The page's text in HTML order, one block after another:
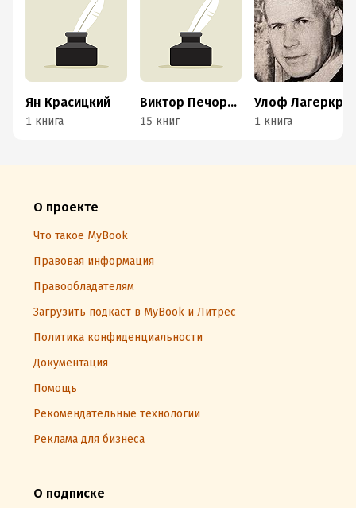
Ян Красицкий
1 книга
Виктор Печорин
15 книг 1 книга
О проекте
Что такое MyBook
Правовая информация
Правообладателям
Загрузить подкаст в MyBook и Литрес
Политика конфиденциальности
Документация
Помощь
Рекомендательные технологии
Реклама для бизнеса
О подписке